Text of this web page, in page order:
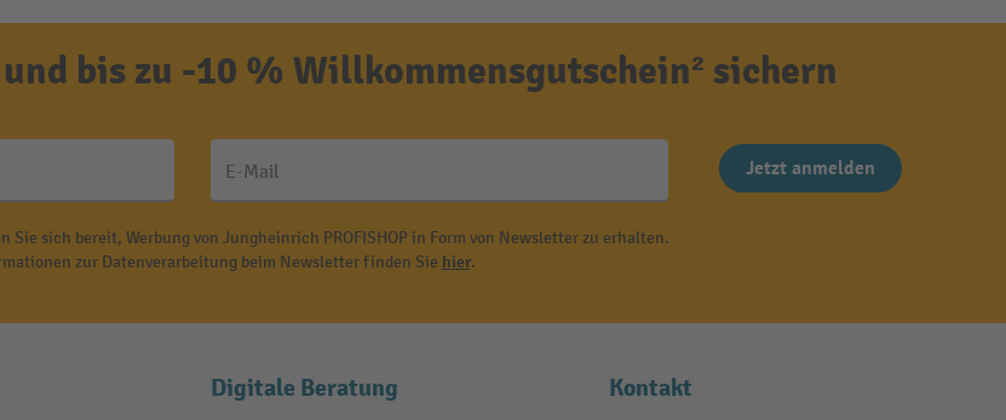
bis zu -10 % Willkommensgutschein² sichern
E-Mail Jetzt anmelden
sich bereit, Werbung von Jungheinrich PROFISHOP in Form von Newsletter zu erhalten.
zur Datenverarbeitung beim Newsletter finden Sie hier.
Digitale Beratung Kontakt